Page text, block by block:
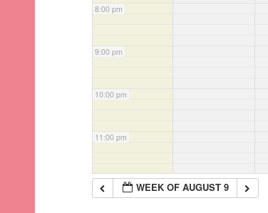
8:00 pm
9:00 pm
10:00 pm
11:00 pm
WEEK OF AUGUST 9